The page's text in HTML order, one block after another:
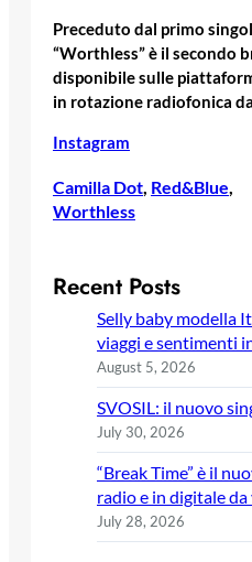
Preceduto dal primo
“Worthless” è il secondo
disponibile sulle
in rotazione radiofonica
Instagram
Camilla Dot, Red&Blue
Worthless
Recent Posts
Selly baby modella
viaggi e sentimenti
August 5, 2026
SVOSIL: il nuovo
July 30, 2026
“Break Time” è il
radio e in digitale
July 28, 2026